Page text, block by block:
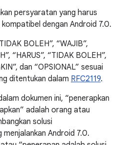
persyaratan yang harus
dengan Android 7.0.
BOLEH”, “WAJIB”,
“HARUS”, “TIDAK BOLEH”,
dan “OPSIONAL” sesuai
ditentukan dalam RFC2119.
dokumen ini, “penerapkan
adalah orang atau
solusi
Android 7.0.